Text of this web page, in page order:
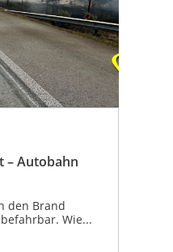
– Autobahn
den Brand
Wie...